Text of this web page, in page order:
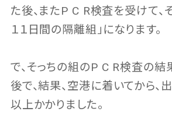
た後、またP C R検査を受けて、
１１日間の隔離組」になります。
で、そっちの組のP C R検査の
後で、結果、空港に着いてから、
以上かかりました。